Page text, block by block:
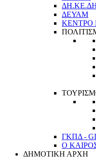
ΔΕΥΑΜ
ΚΕΝΤΡΟ
ΓΚΠΔ -
Ο
ΔΗΜΟΤΙΚΗ ΑΡΧΗ